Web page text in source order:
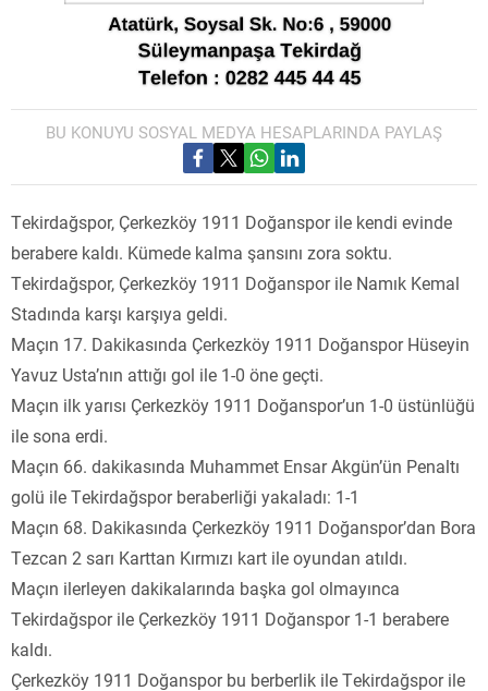
BU KONUYU SOSYAL MEDYA HESAPLARINDA PAYLAŞ
Tekirdağspor, Çerkezköy 1911 Doğanspor ile kendi evinde
berabere kaldı. Kümede kalma şansını zora soktu.
Tekirdağspor, Çerkezköy 1911 Doğanspor ile Namık Kemal
Stadında karşı karşıya geldi.
Maçın 17. Dakikasında Çerkezköy 1911 Doğanspor Hüseyin
Yavuz Usta’nın attığı gol ile 1-0 öne geçti.
Maçın ilk yarısı Çerkezköy 1911 Doğanspor’un 1-0 üstünlüğü
ile sona erdi.
Maçın 66. dakikasında Muhammet Ensar Akgün’ün Penaltı
golü ile Tekirdağspor beraberliği yakaladı: 1-1
Maçın 68. Dakikasında Çerkezköy 1911 Doğanspor’dan Bora
Tezcan 2 sarı Karttan Kırmızı kart ile oyundan atıldı.
Maçın ilerleyen dakikalarında başka gol olmayınca
Tekirdağspor ile Çerkezköy 1911 Doğanspor 1-1 berabere
kaldı.
Çerkezköy 1911 Doğanspor bu berberlik ile Tekirdağspor ile